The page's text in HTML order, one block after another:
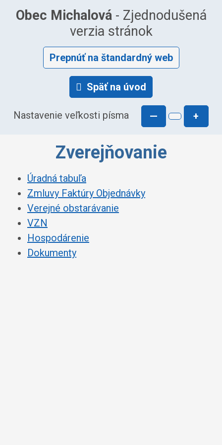
Obec Michalová- Zjednodušená
verzia stránok
Prepnúť na štandardný web
Späť na úvod
Nastavenie veľkosti písma — +
Zverejňovanie
Úradná tabuľa
Zmluvy Faktúry Objednávky
Verejné obstarávanie
VZN
Hospodárenie
Dokumenty